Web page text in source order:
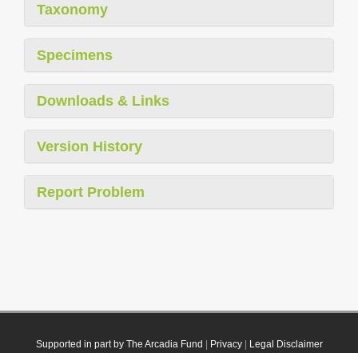
Taxonomy
Specimens
Downloads & Links
Version History
Report Problem
Supported in part by The Arcadia Fund Privacy| Legal Disclaimer